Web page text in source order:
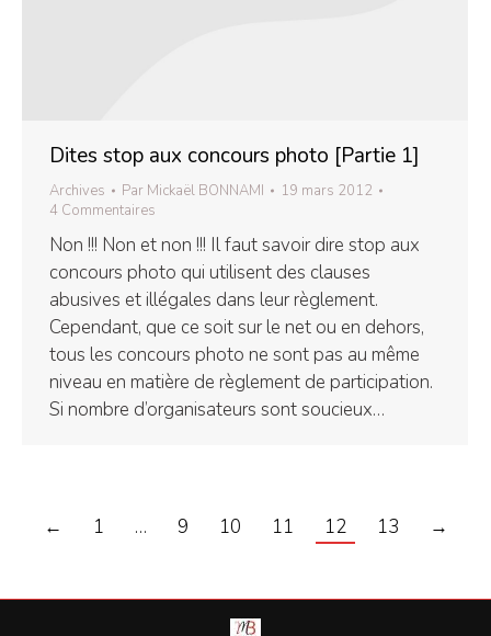
Dites stop aux concours photo [Partie 1]
Archives Par Mickaël BONNAMI
19 mars 2012
4 Commentaires
Non !!! Non et non !!! Il faut savoir dire stop aux
concours photo qui utilisent des clauses
abusives et illégales dans leur règlement.
Cependant, que ce soit sur le net ou en dehors,
tous les concours photo ne sont pas au même
niveau en matière de règlement de participation.
Si nombre d’organisateurs sont soucieux…
← 1 … 9 10 11 12 13 →